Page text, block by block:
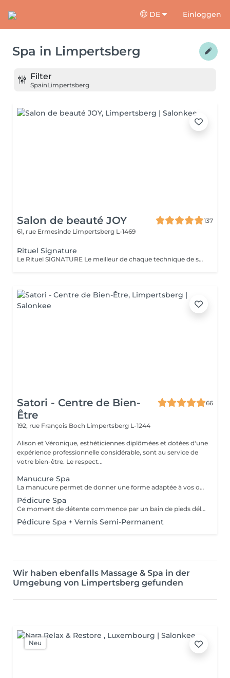
DE Einloggen
Spa in Limpertsberg
Filter
SpainLimpertsberg
Salon de beauté JOY
137
61, rue Ermesinde Limpertsberg L-1469
Rituel Signature
Le Rituel SIGNATURE Le meilleur de chaque technique de soin pour apporter un profond bien-être à l'ensemble du corps. Textures et fragrances personnalisées, un soin façonné sur-mesure. Le rituel signature est un soin très complet qui apporte à la peau une hydratation intense grâce au gommage modelant, associé à un large choix d'essences d'estime utilisé lors d'un modelage relaxant aux mouvements lents, fluides, enveloppants et harmonieux. Il procure une détente profonde et surtout une harmonisation globale de tout l'être.
Satori - Centre de Bien-
Être
66
192, rue François Boch Limpertsberg L-1244
Alison et Véronique, esthéticiennes diplômées et dotées d'une
expérience professionnelle considérable, sont au service de
votre bien-être. Le respect...
Manucure Spa
La manucure permet de donner une forme adaptée à vos ongles grâce au limage. Elle permet aussi de nettoyer et d'embellir vos ongles et vos cuticules pour un rendu net et soigné. Version humide avec trempage et/ou sèche avec les différents embouts adaptés selon besoins. Un gommage exfoliant suivi d'un masque hydratant permettront de compléter ce moment de détente avec un petit massage des mains. Une finition de base transparente sera appliquée si vous le souhaitez.
Pédicure Spa
Ce moment de détente commence par un bain de pieds délassant. Ce soin permet de retrouver des pieds propres, doux et soignés. La pédicure Spa comprend l'entretien des ongles, le travail des cuticules et du contour de l'ongle ainsi que des callosités. Un gommage suivi d'un masque hydratant et d'un petit massage des pieds complètent cette prestation. Une base transparente pourra être appliquée en fin de soin si vous le souhaitez.
Pédicure Spa + Vernis Semi-Permanent
Wir haben ebenfalls Massage & Spa in der
Umgebung von Limpertsberg gefunden
Neu